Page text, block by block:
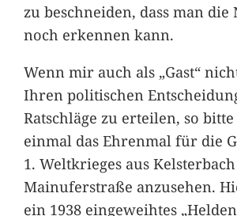
zu beschneiden, dass man die
noch erkennen kann.
Wenn mir auch als „Gast“
Ihren politischen
Ratschläge zu erteilen, so
einmal das Ehrenmal für die
1. Weltkrieges aus
Mainuferstraße anzusehen.
ein 1938 eingeweihtes